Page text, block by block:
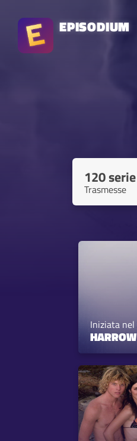
EPISODIUM
120 serie
Trasmesse
Iniziata nel
HARROW